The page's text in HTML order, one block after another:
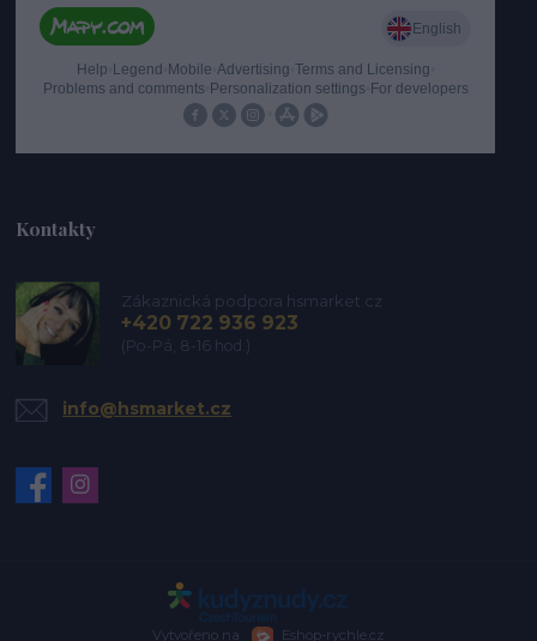
Kontakty
Zákaznická podpora hsmarket.cz
+420 722 936 923
(Po-Pá, 8-16 hod.)
info@hsmarket.cz
Vytvořeno na Eshop-rychle.cz